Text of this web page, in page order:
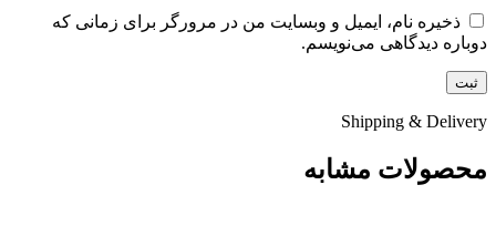
ذخیره نام، ایمیل و وبسایت من در مرورگر برای زمانی که
دوباره دیدگاهی می‌نویسم.
Shipping & Delivery
محصولات مشابه